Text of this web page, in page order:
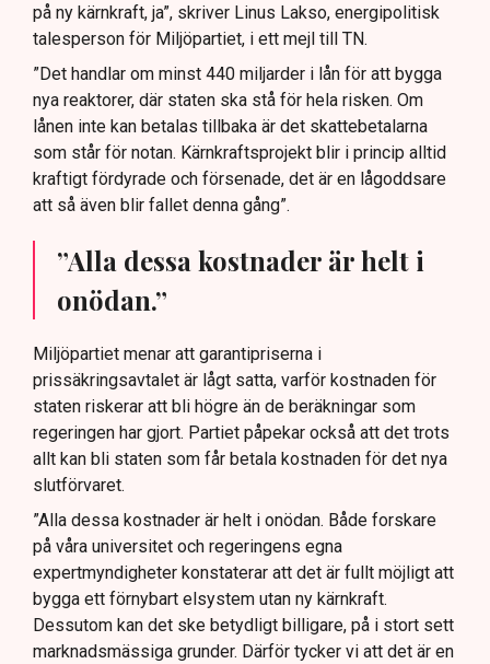
på ny kärnkraft, ja”, skriver Linus Lakso, energipolitisk
talesperson för Miljöpartiet, i ett mejl till TN.
”Det handlar om minst 440 miljarder i lån för att bygga
nya reaktorer, där staten ska stå för hela risken. Om
lånen inte kan betalas tillbaka är det skattebetalarna
som står för notan. Kärnkraftsprojekt blir i princip alltid
kraftigt fördyrade och försenade, det är en lågoddsare
att så även blir fallet denna gång”.
”Alla dessa kostnader är helt i
onödan.”
Miljöpartiet menar att garantipriserna i
prissäkringsavtalet är lågt satta, varför kostnaden för
staten riskerar att bli högre än de beräkningar som
regeringen har gjort. Partiet påpekar också att det trots
allt kan bli staten som får betala kostnaden för det nya
slutförvaret.
”Alla dessa kostnader är helt i onödan. Både forskare
på våra universitet och regeringens egna
expertmyndigheter konstaterar att det är fullt möjligt att
bygga ett förnybart elsystem utan ny kärnkraft.
Dessutom kan det ske betydligt billigare, på i stort sett
marknadsmässiga grunder. Därför tycker vi att det är en